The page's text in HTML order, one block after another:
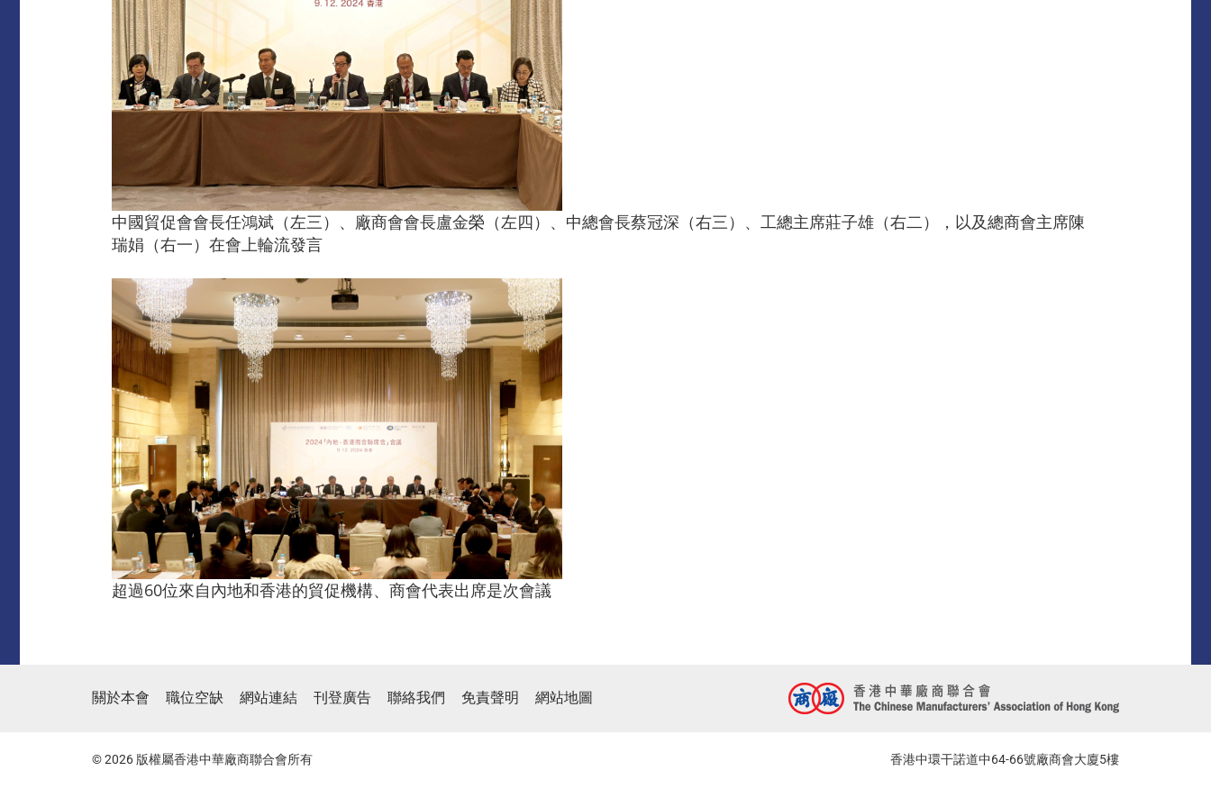
中國貿促會會長任鴻斌（左三）、廠商會會長盧金榮（左四）、中總會長蔡冠深（右三）、工總主席莊子雄（右二），以及總商會主席陳
瑞娟（右一）在會上輪流發言
超過60位來自內地和香港的貿促機構、商會代表出席是次會議
關於本會 職位空缺 網站連結 刊登廣告 聯絡我們 免責聲明 網站地圖
© 2026 版權屬香港中華廠商聯合會所有 香港中環干諾道中64-66號廠商會大廈5樓